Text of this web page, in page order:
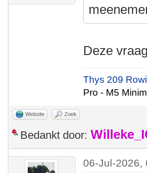
Deze
Thys 209
Pro - M5
Website Zoek
Bedankt door:
06-Jul-2026,